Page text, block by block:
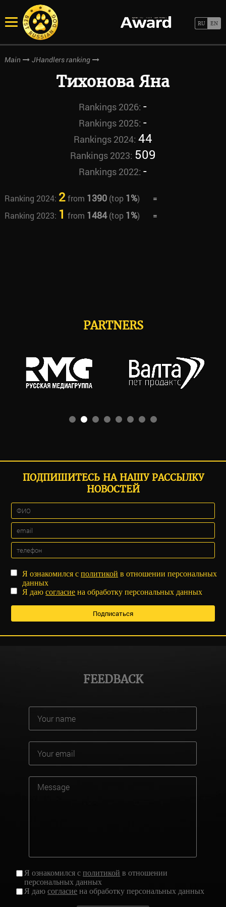
Main JHandlers ranking
Тихонова Яна
Rankings 2026:-
Rankings 2025:-
Rankings 2024: 44
Rankings 2023: 509
Rankings 2022:-
Ranking 2024: 2from 1390(top 1%)
=
Ranking 2023: 1 from 1484(top 1%) =
PARTNERS
ПОДПИШИТЕСЬ НА НАШУ РАССЫЛКУ
НОВОСТЕЙ
Я ознакомился сполитикой в отношении персональных
данных
Я даюсогласие на обработку персональных данных
FEEDBACK
Я ознакомился сполитикой в отношении
персональных данных
Я даюсогласие на обработку персональных данных